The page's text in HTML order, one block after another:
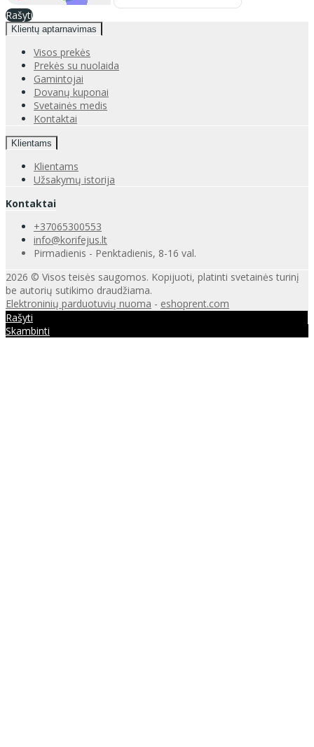
Rašyti
Klientų aptarnavimas
Visos prekės
Prekės su nuolaida
Gamintojai
Dovanų kuponai
Svetainės medis
Kontaktai
Klientams
Klientams
Užsakymų istorija
Kontaktai
+37065300553
info@korifejus.lt
Pirmadienis - Penktadienis, 8-16 val.
2026 © Visos teisės saugomos. Kopijuoti, platinti svetainės turinį
be autorių sutikimo draudžiama.
Elektroninių parduotuvių nuoma - eshoprent.com
Rašyti
Skambinti